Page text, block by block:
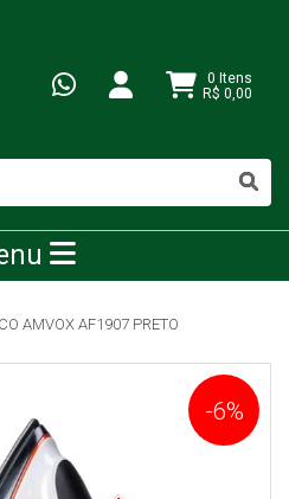
0 Itens
R$ 0,00
AMVOX AF1907 PRETO
-6%